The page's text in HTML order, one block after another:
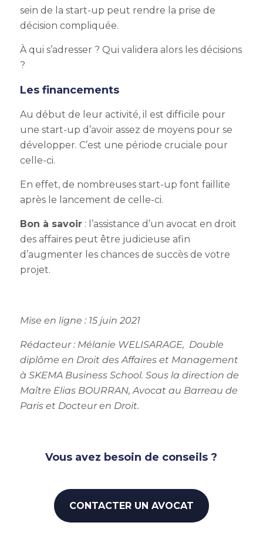
sein de la start-up peut rendre la prise de
décision compliquée.
À qui s’adresser ? Qui validera alors les décisions
?
Les financements
Au début de leur activité, il est difficile pour
une start-up d’avoir assez de moyens pour se
développer. C’est une période cruciale pour
celle-ci.
En effet, de nombreuses start-up font faillite
après le lancement de celle-ci.
Bon à savoir: l’assistance d’un avocat en droit
des affaires peut être judicieuse afin
d’augmenter les chances de succès de votre
projet.
Mise en ligne : 15 juin 2021
Rédacteur : Mélanie WELISARAGE, Double
diplôme en Droit des Affaires et Management
à SKEMA Business School. Sous la direction de
Maître Elias BOURRAN, Avocat au Barreau de
Paris et Docteur en Droit.
Vous avez besoin de conseils ?
CONTACTER UN AVOCAT